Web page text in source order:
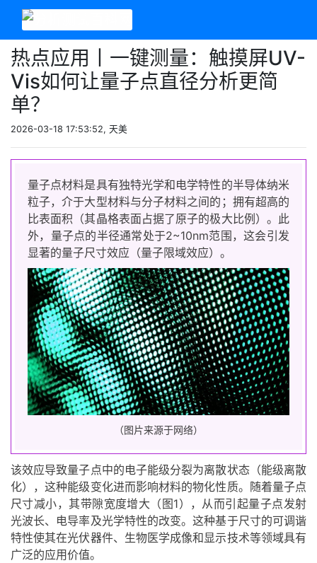
热点应用丨一键测量：触摸屏UV-
Vis如何让量子点直径分析更简
单？
2026-03-18 17:53:52, 天美
量子点材料是具有独特光学和电学特性的半导体纳米
粒子，介于大型材料与分子材料之间的；拥有超高的
比表面积（其晶格表面占据了原子的极大比例）。此
外，量子点的半径通常处于2~10nm范围，这会引发
显著的量子尺寸效应（量子限域效应）。
（图片来源于网络）
该效应导致量子点中的电子能级分裂为离散状态（能级离散
化），这种能级变化进而影响材料的物化性质。随着量子点
尺寸减小，其带隙宽度增大（图1），从而引起量子点发射
光波长、电导率及光学特性的改变。这种基于尺寸的可调谐
特性使其在光伏器件、生物医学成像和显示技术等领域具有
广泛的应用价值。